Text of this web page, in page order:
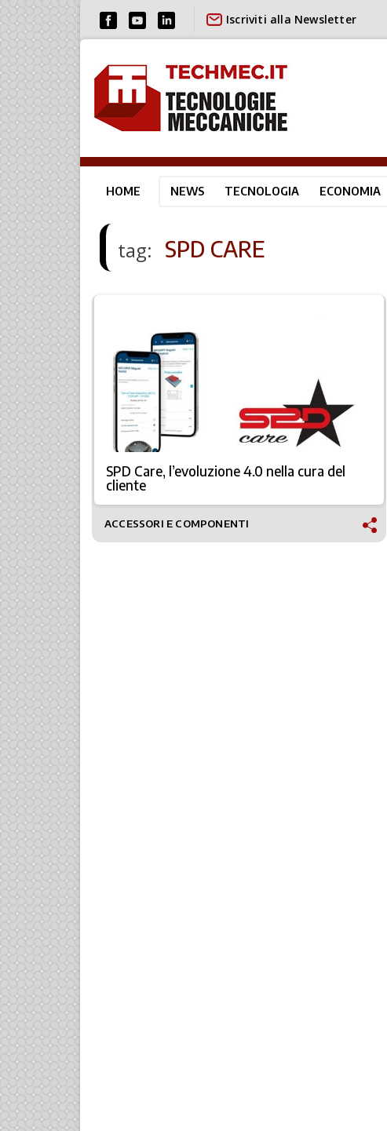
Iscriviti alla Newsletter
HOME NEWS TECNOLOGIA ECONOMIA
tag: SPD CARE
SPD Care, l’evoluzione 4.0 nella cura del
cliente
ACCESSORI E COMPONENTI